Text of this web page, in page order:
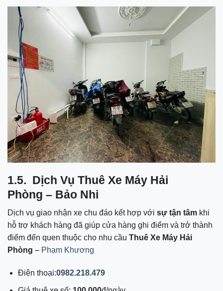
1.5. Dịch Vụ Thuê Xe Máy Hải
Phòng – Bảo Nhi
Dịch vụ giao nhận xe chu đáo kết hợp với sự tận tâm khi
hỗ trợ khách hàng đã giúp cửa hàng ghi điểm và trở thành
điểm đến quen thuộc cho nhu cầu Thuê Xe Máy Hải
Phòng – Phạm Khương
Điện thoại:0982.218.479